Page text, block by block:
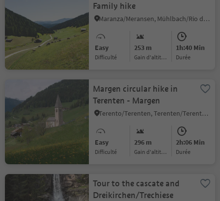
Family hike
Maranza/Meransen, Mühlbach/Rio di Pusteria, Brixen/Bressanone and environs
Easy
Difficulté
253 m
Gain d'altitude
1h:40 Min
durée
Margen circular hike in
Terenten - Margen
Terento/Terenten, Terenten/Terento, Brixen/Bressanone and environs
Easy
Difficulté
296 m
Gain d'altitude
2h:06 Min
durée
Tour to the cascate and
Dreikirchen/Trechiese